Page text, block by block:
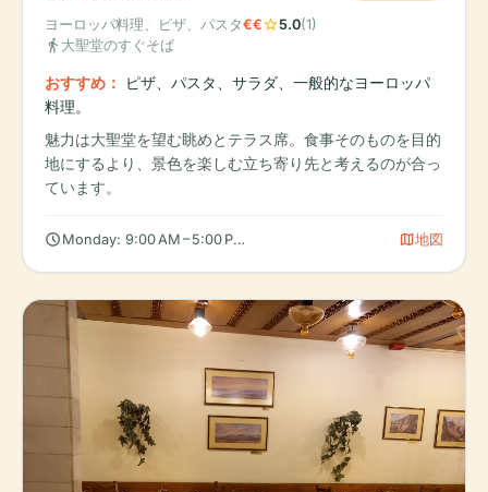
ヨーロッパ料理、ピザ、パスタ€€star5.0(1)
directions_walk 大聖堂のすぐそば
おすすめ：
ピザ、パスタ、サラダ、一般的なヨーロッパ
料理。
魅力は大聖堂を望む眺めとテラス席。食事そのものを目的
地にするより、景色を楽しむ立ち寄り先と考えるのが合っ
ています。
schedule Monday: 9:00 AM – 5:00 PM, Tuesday: 9:00 AM – 5:00 PM,
map地図